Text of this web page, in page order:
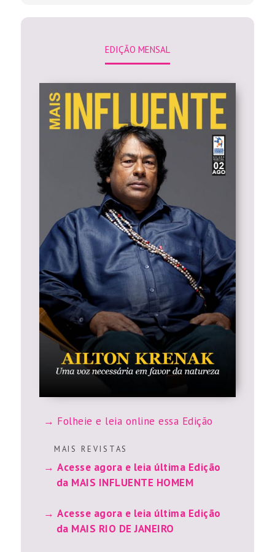
EDIÇÃO MENSAL
Folheie e leia online essa Edição
M A I S R E V I S T A S
Acesse agora e leia última Edição
da MAIS INFLUENTE HOMEM
Acesse agora e leia última Edição
da MAIS RIO DE JANEIRO